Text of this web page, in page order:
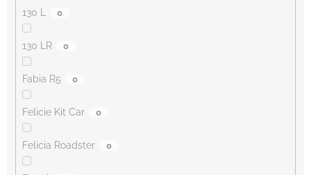
130 L 0
130 LR 0
Fabia R5 0
Felicie Kit Car 0
Felicia Roadster 0